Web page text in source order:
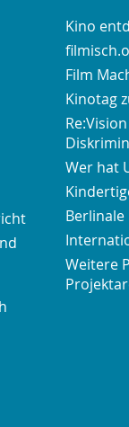
Kino
Film
Kinotag
Re:Vision
Wer hat
Weitere